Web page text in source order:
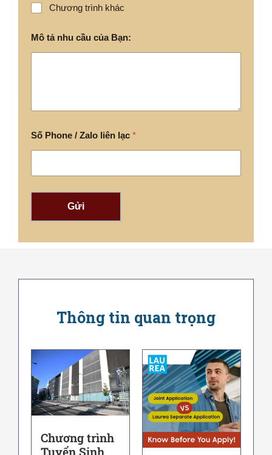
Chương trình khác
Mô tả nhu cầu của Bạn:
Số Phone / Zalo liên lạc *
Gửi
Thông tin quan trọng
Chương trình
Tuyển Sinh